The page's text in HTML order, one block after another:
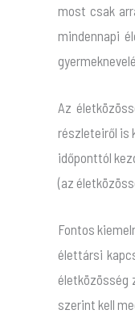
most csak
mindennapi
Az
részleteiről is
időponttól
(az
Fontos
élettársi
életközösség
szerint kell